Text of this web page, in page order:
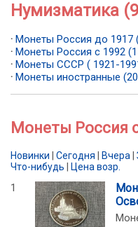
Монеты Россия
Новинки Сегодня Вчера
Что-нибудь
Цена возр.
1
Нумизматика
· Монеты Россия до 1917
· Монеты Россия с 1992
· Монеты СССР ( 1921-
· Монеты иностранные